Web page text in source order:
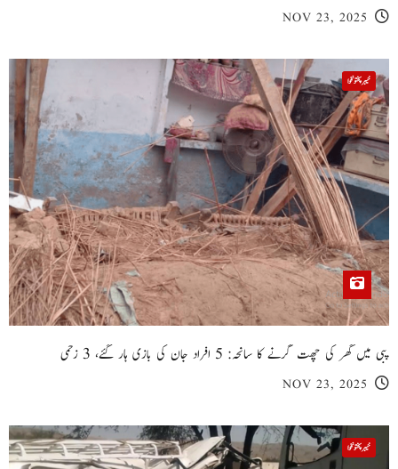
NOV 23, 2025
خیبر پختونخوا
پبی میں گھر کی چھت گرنے کا سانحہ: 5 افراد جان کی بازی ہار گئے، 3 زخمی
NOV 23, 2025
خیبر پختونخوا